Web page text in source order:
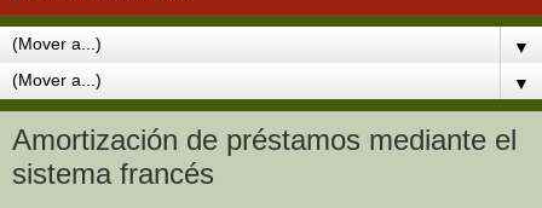
▼
▼
Amortización de préstamos mediante el
sistema francés